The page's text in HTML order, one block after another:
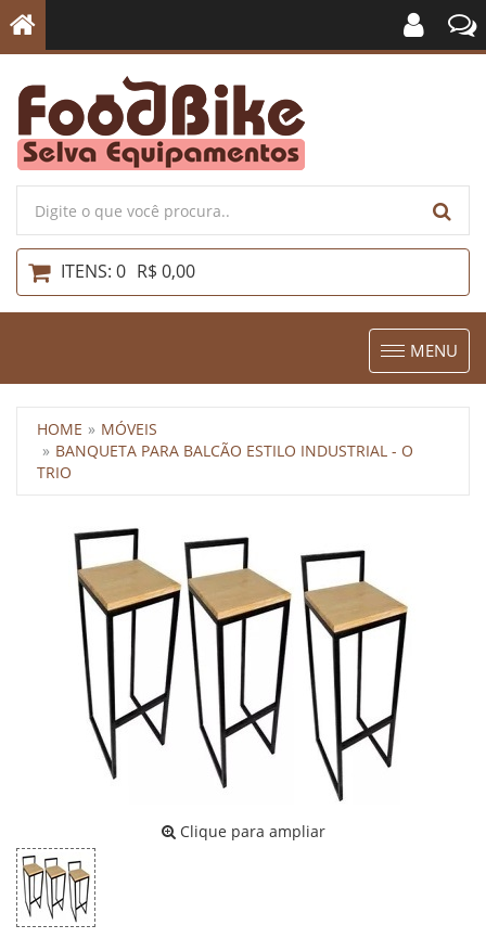
ITENS: 0 R$ 0,00
Toggle
navigation
MENU
HOME
MÓVEIS
BANQUETA PARA BALCÃO ESTILO INDUSTRIAL - O
TRIO
Clique para ampliar